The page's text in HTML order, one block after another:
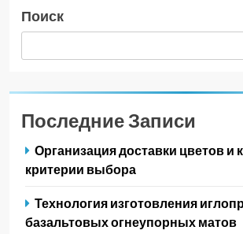
Поиск
Последние Записи
Организация доставки цветов и
критерии выбора
Технология изготовления
базальтовых огнеупорных матов